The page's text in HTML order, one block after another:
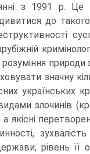
з 1991 р.
до
природи
значну
українських
злочинів
а якісні
рівень її